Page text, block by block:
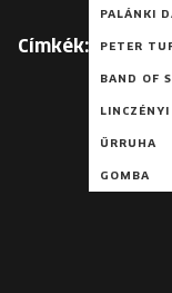
Címkék:
PALÁNKI
PETER
BAND OF
ŰRRUHA
GOMBA